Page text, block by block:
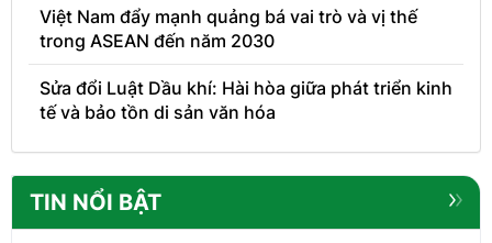
Việt Nam đẩy mạnh quảng bá vai trò và vị thế
trong ASEAN đến năm 2030
Sửa đổi Luật Dầu khí: Hài hòa giữa phát triển kinh
tế và bảo tồn di sản văn hóa
TIN NỔI BẬT